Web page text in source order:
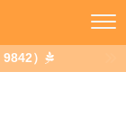
）